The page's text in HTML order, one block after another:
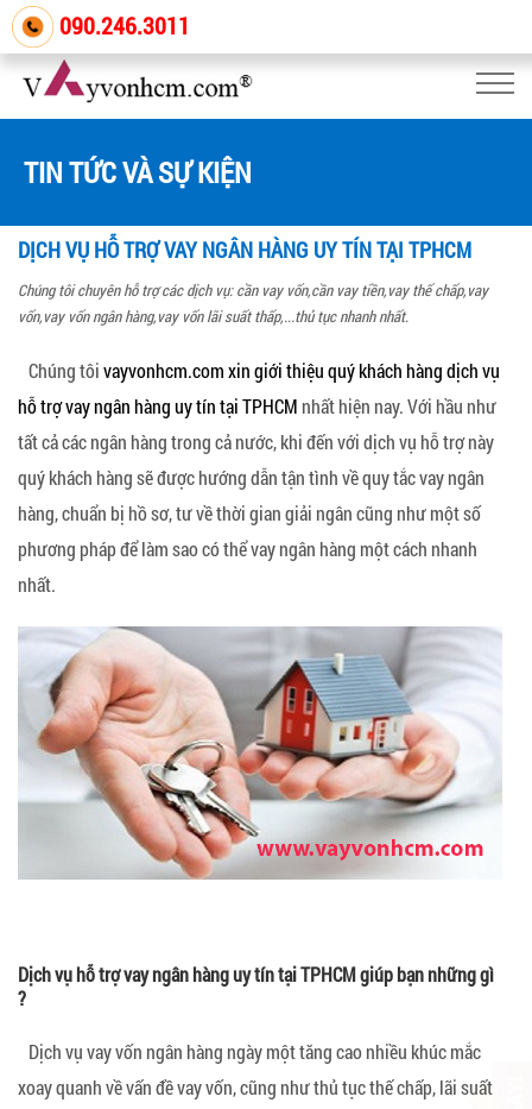
090.246.3011
TIN TỨC VÀ SỰ KIỆN
DỊCH VỤ HỖ TRỢ VAY NGÂN HÀNG UY TÍN TẠI TPHCM
Chúng tôi chuyên hỗ trợ các dịch vụ: cần vay vốn,cần vay tiền,vay thế chấp,vay
vốn,vay vốn ngân hàng,vay vốn lãi suất thấp,...thủ tục nhanh nhất.
Chúng tôivayvonhcm.comxin giới thiệu quý khách hàngdịch vụ
hỗ trợ vay ngân hàng uy tíntại TPHCM nhất hiện nay. Với hầu như
tất cả các ngân hàng trong cả nước, khi đến với dịch vụ hỗ trợ này
quý khách hàng sẽ được hướng dẫn tận tình về quy tắc vay ngân
hàng, chuẩn bị hồ sơ, tư về thời gian giải ngân cũng như một số
phương pháp để làm sao có thể vay ngân hàng một cách nhanh
nhất.
Dịch vụ hỗ trợ vay ngân hàng uy tín tại TPHCM giúp bạn những gì
?
Dịch vụ vay vốn ngân hàng ngày một tăng cao nhiều khúc mắc
xoay quanh về vấn đề vay vốn, cũng như thủ tục thế chấp, lãi suất